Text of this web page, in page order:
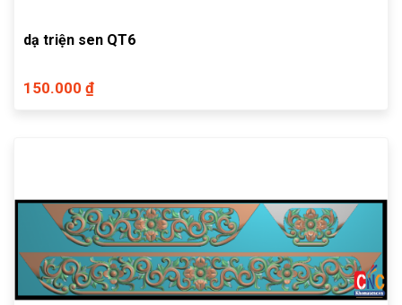
dạ triện sen QT6
150.000 ₫